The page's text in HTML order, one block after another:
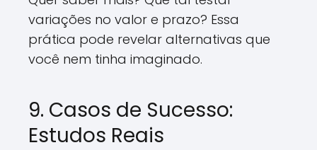
variações no valor e prazo? Essa
prática pode revelar alternativas que
você nem tinha imaginado.
9. Casos de Sucesso:
Estudos Reais